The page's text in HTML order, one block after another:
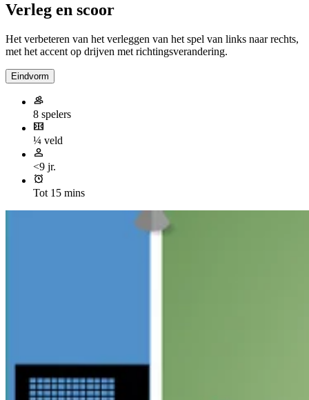
Verleg en scoor
Het verbeteren van het verleggen van het spel van links naar rechts,
met het accent op drijven met richtingsverandering.
Eindvorm
8 spelers
¼ veld
<9 jr.
Tot 15 mins